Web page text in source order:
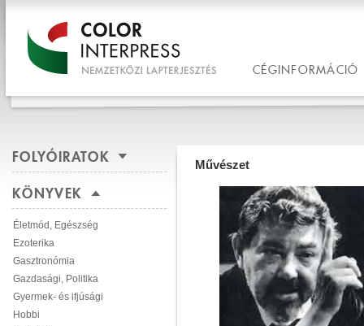
CÉGINFORMÁCIÓ
FOLYÓIRATOK
KÖNYVEK
Életmód, Egészség
Ezoterika
Gasztronómia
Gazdasági, Politika
Gyermek- és ifjúsági
Hobbi
Művészet